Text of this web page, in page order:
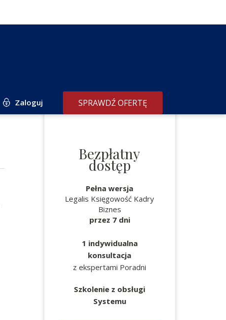
Zaloguj SPRAWDŹ OFERTĘ
Bezpłatny
dostęp
Pełna wersja
Legalis Księgowość Kadry
Biznes
przez 7 dni
1 indywidualna
konsultacja
z ekspertami Poradni
Szkolenie z obsługi
Systemu